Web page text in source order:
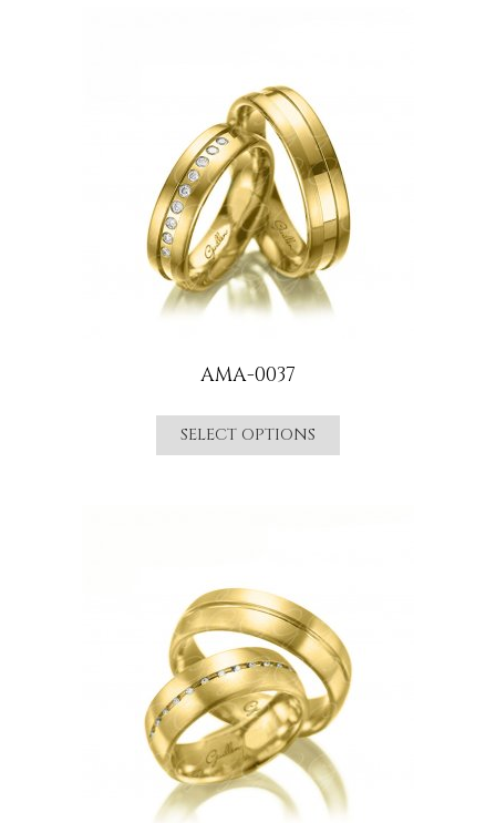
AMA-0037
SELECT OPTIONS